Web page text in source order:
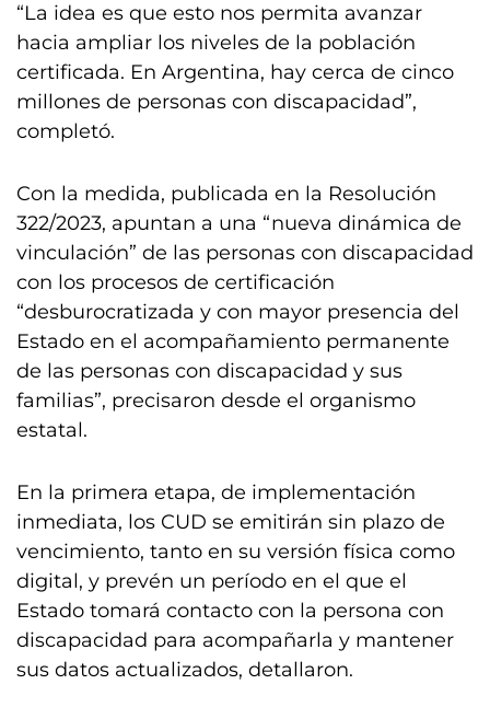
“La idea es que esto nos permita avanzar
hacia ampliar los niveles de la población
certificada. En Argentina, hay cerca de cinco
millones de personas con discapacidad”,
completó.
Con la medida, publicada en la Resolución
322/2023, apuntan a una “nueva dinámica de
vinculación” de las personas con discapacidad
con los procesos de certificación
“desburocratizada y con mayor presencia del
Estado en el acompañamiento permanente
de las personas con discapacidad y sus
familias”, precisaron desde el organismo
estatal.
En la primera etapa, de implementación
inmediata, los CUD se emitirán sin plazo de
vencimiento, tanto en su versión física como
digital, y prevén un período en el que el
Estado tomará contacto con la persona con
discapacidad para acompañarla y mantener
sus datos actualizados, detallaron.